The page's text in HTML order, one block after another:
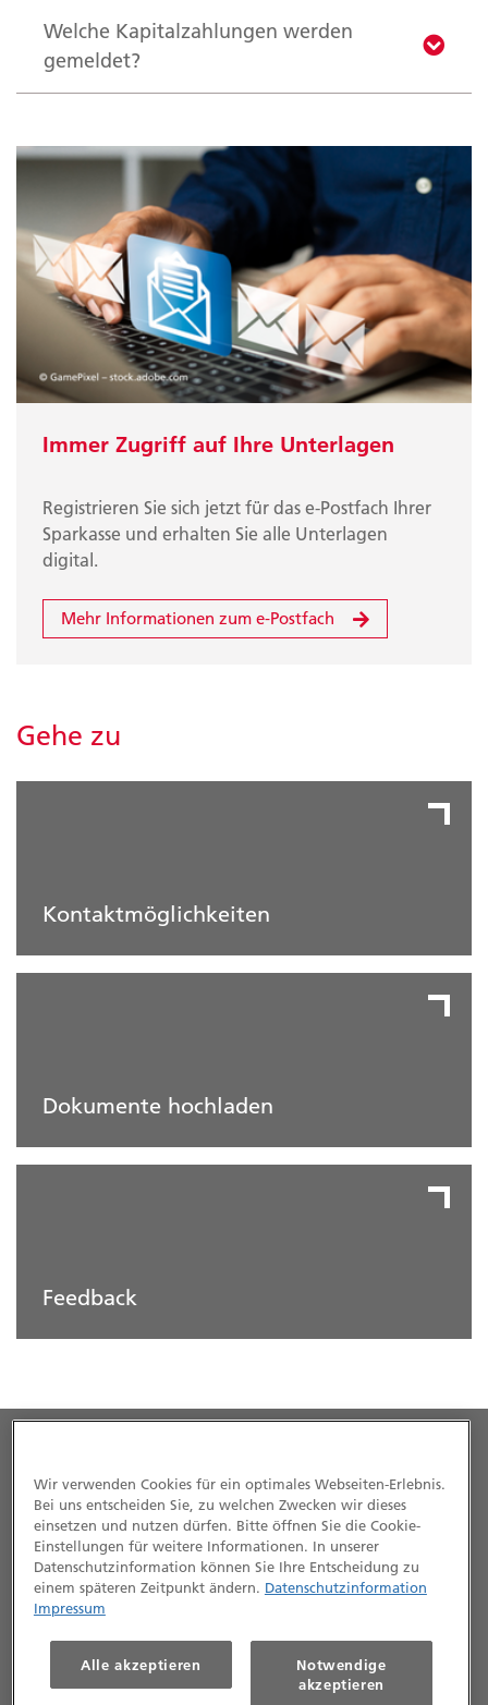
Welche Kapitalzahlungen werden
gemeldet?
Immer Zugriff auf Ihre Unterlagen
Registrieren Sie sich jetzt für das e-Postfach Ihrer
Sparkasse und erhalten Sie alle Unterlagen
digital.
Mehr Informationen zum e-Postfach
Gehe zu
Kontaktmöglichkeiten
Dokumente hochladen
Feedback
© neue leben Lebensversicherung AG 2025
Impressum
Barrierefreiheit
Wir verwenden Cookies für ein optimales Webseiten-Erlebnis.
Bei uns entscheiden Sie, zu welchen Zwecken wir dieses
einsetzen und nutzen dürfen. Bitte öffnen Sie die Cookie-
Einstellungen für weitere Informationen. In unserer
Datenschutzinformation können Sie Ihre Entscheidung zu
einem späteren Zeitpunkt ändern. Datenschutzinformation
Impressum
Alle akzeptieren
Notwendige
akzeptieren